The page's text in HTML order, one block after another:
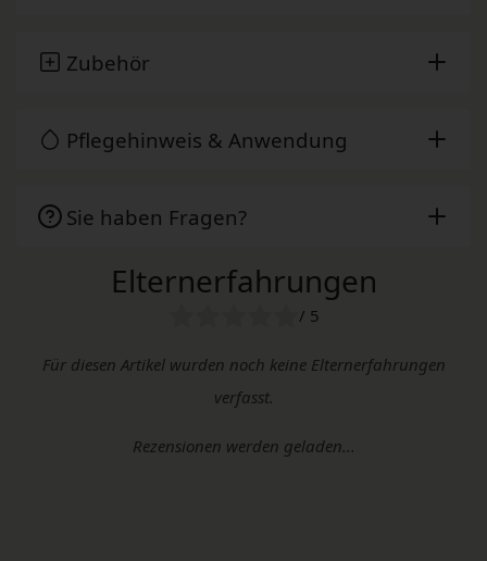
Zubehör
Pflegehinweis & Anwendung
Sie haben Fragen?
Elternerfahrungen
/ 5
Für diesen Artikel wurden noch keine Elternerfahrungen
verfasst.
Rezensionen werden geladen...